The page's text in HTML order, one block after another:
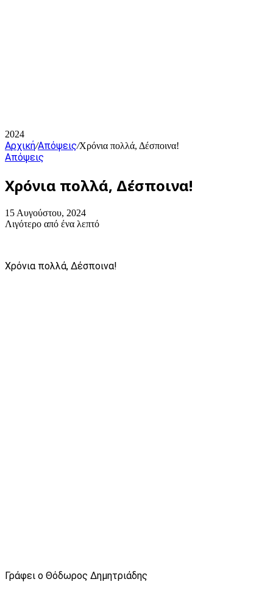
2024
Αρχική/Απόψεις/Χρόνια πολλά, Δέσποινα!
Απόψεις
Χρόνια πολλά, Δέσποινα!
15 Αυγούστου, 2024
Λιγότερο από ένα λεπτό
Χρόνια πολλά, Δέσποινα!
Γράφει ο Θόδωρος Δημητριάδης